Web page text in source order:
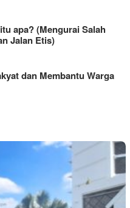
apa? (Mengurai Salah
Jalan Etis)
dan Membantu Warga